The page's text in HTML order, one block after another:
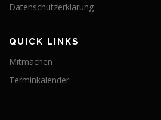
Datenschutzerklärung
QUICK LINKS
Mitmachen
Terminkalender